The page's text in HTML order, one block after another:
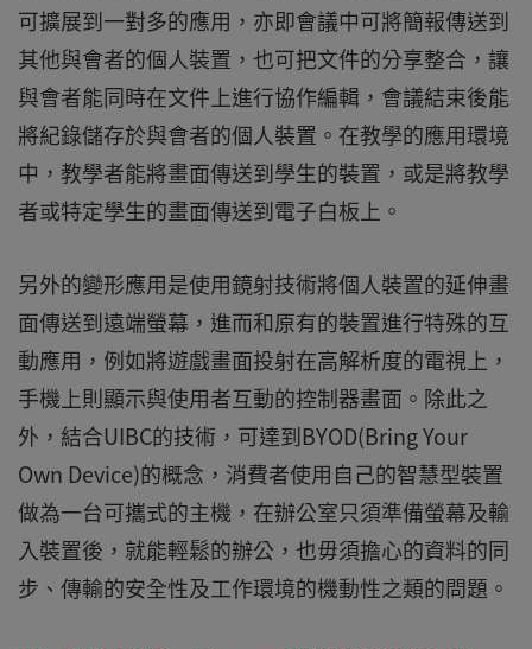
可擴展到一對多的應用，亦即會議中可將簡報傳送到
其他與會者的個人裝置，也可把文件的分享整合，讓
與會者能同時在文件上進行協作編輯，會議結束後能
將紀錄儲存於與會者的個人裝置。在教學的應用環境
中，教學者能將畫面傳送到學生的裝置，或是將教學
者或特定學生的畫面傳送到電子白板上。
另外的變形應用是使用鏡射技術將個人裝置的延伸畫
面傳送到遠端螢幕，進而和原有的裝置進行特殊的互
動應用，例如將遊戲畫面投射在高解析度的電視上，
手機上則顯示與使用者互動的控制器畫面。除此之
外，結合UIBC的技術，可達到BYOD(Bring Your
Own Device)的概念，消費者使用自己的智慧型裝置
做為一台可攜式的主機，在辦公室只須準備螢幕及輸
入裝置後，就能輕鬆的辦公，也毋須擔心的資料的同
步、傳輸的安全性及工作環境的機動性之類的問題。